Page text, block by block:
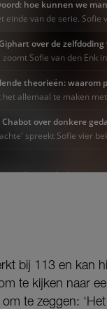
bij 113 en kan
te kijken naar
te zeggen: